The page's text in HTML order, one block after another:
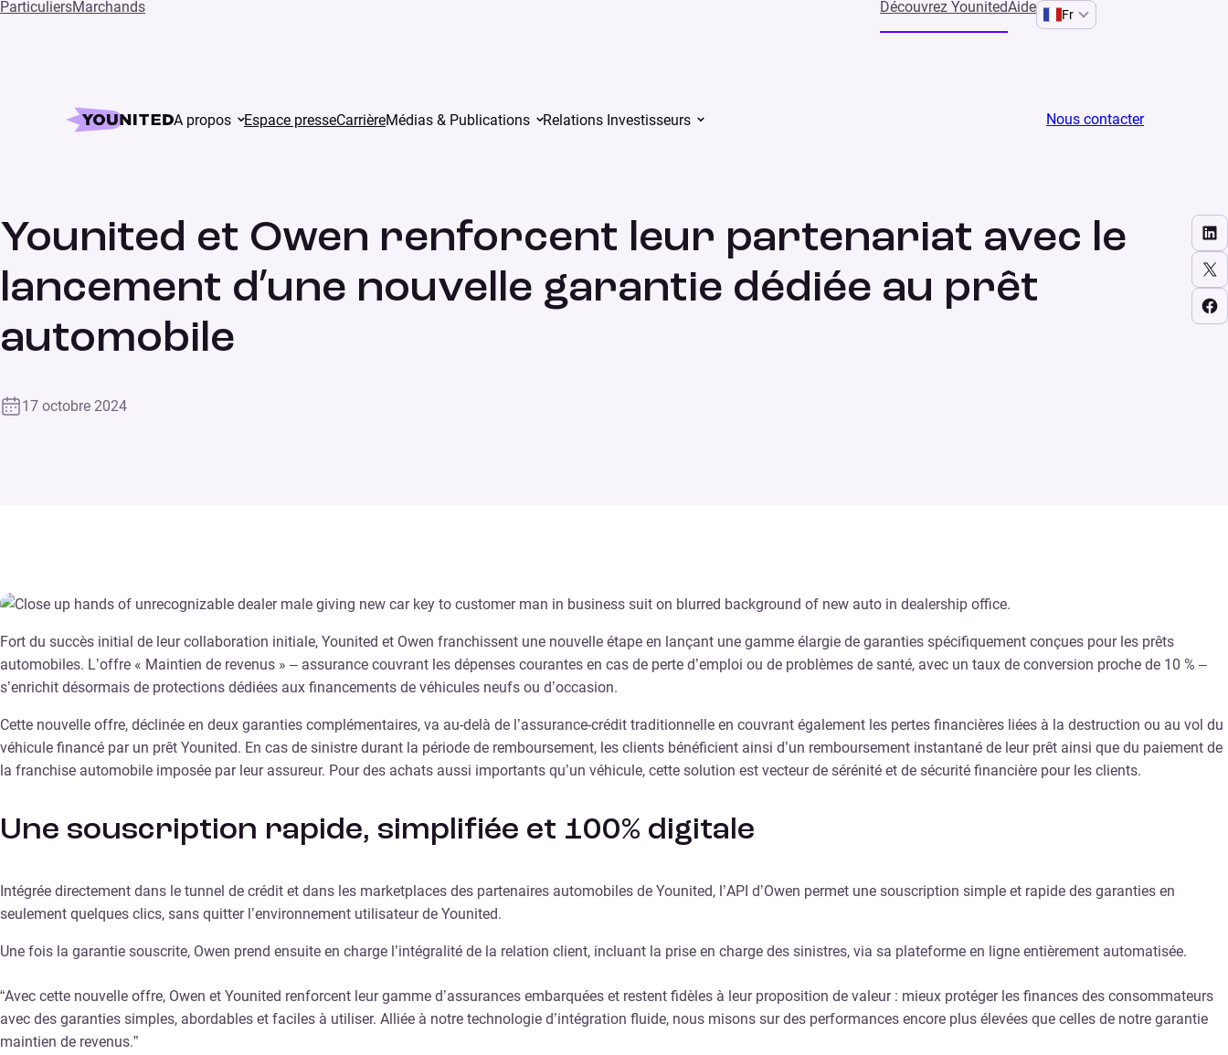
ParticuliersMarchands Découvrez YounitedAide Fr
A propos Espace presseCarrièreMédias & Publications Relations Investisseurs Nous contacter
Home Press Younited et Owen renforcent leur partenariat avec le lancement d’une nouvelle garantie dédiée au prêt automobile
Younited et Owen renforcent leur partenariat avec le
lancement d’une nouvelle garantie dédiée au prêt
automobile
17 octobre 2024
Share on LinkedIn
Share on X
Share on Facebook
Fort du succès initial de leur collaboration initiale, Younited et Owen franchissent une nouvelle étape en lançant une gamme élargie de garanties spécifiquement conçues pour les prêts
automobiles. L’offre « Maintien de revenus » – assurance couvrant les dépenses courantes en cas de perte d’emploi ou de problèmes de santé, avec un taux de conversion proche de 10 % –
s’enrichit désormais de protections dédiées aux financements de véhicules neufs ou d’occasion.
Cette nouvelle offre, déclinée en deux garanties complémentaires, va au-delà de l’assurance-crédit traditionnelle en couvrant également les pertes financières liées à la destruction ou au vol du
véhicule financé par un prêt Younited. En cas de sinistre durant la période de remboursement, les clients bénéficient ainsi d’un remboursement instantané de leur prêt ainsi que du paiement de
la franchise automobile imposée par leur assureur. Pour des achats aussi importants qu’un véhicule, cette solution est vecteur de sérénité et de sécurité financière pour les clients.
Une souscription rapide, simplifiée et 100% digitale
Intégrée directement dans le tunnel de crédit et dans les marketplaces des partenaires automobiles de Younited, l’API d’Owen permet une souscription simple et rapide des garanties en
seulement quelques clics, sans quitter l’environnement utilisateur de Younited.
Une fois la garantie souscrite, Owen prend ensuite en charge l’intégralité de la relation client, incluant la prise en charge des sinistres, via sa plateforme en ligne entièrement automatisée.
“Avec cette nouvelle offre, Owen et Younited renforcent leur gamme d’assurances embarquées et restent fidèles à leur proposition de valeur : mieux protéger les finances des consommateurs
avec des garanties simples, abordables et faciles à utiliser. Alliée à notre technologie d’intégration fluide, nous misons sur des performances encore plus élevées que celles de notre garantie
maintien de revenus.”